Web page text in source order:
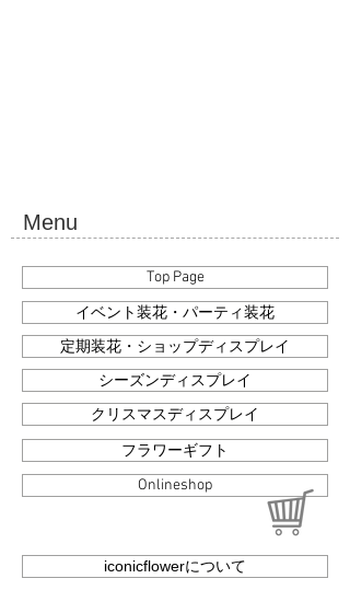
Menu
Top Page
イベント装花・パーティ装花
定期装花・ショップディスプレイ
シーズンディスプレイ
クリスマスディスプレイ
フラワーギフト
Onlineshop
iconicflowerについて